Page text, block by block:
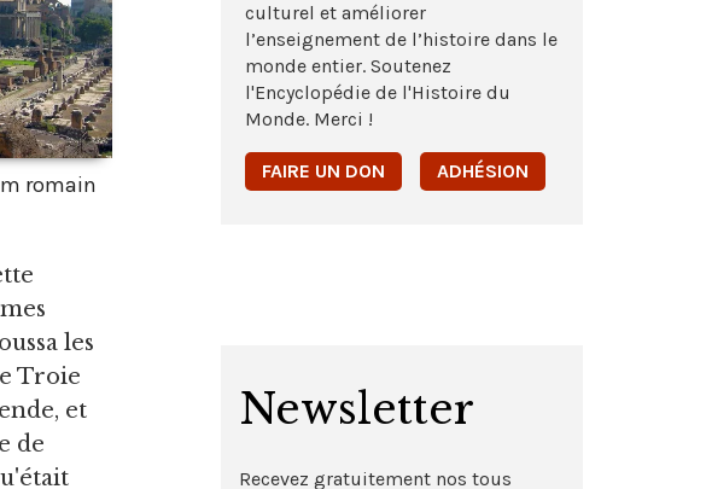
romain
les
Troie
et
de
culturel et améliorer
l’enseignement de l’histoire dans le
monde entier. Soutenez
l'Encyclopédie de l'Histoire du
Monde. Merci !
FAIRE UN DON ADHÉSION
Newsletter
Recevez gratuitement nos tous